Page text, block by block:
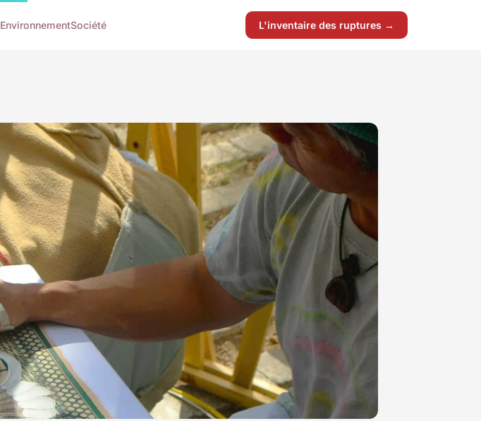
EnvironnementSociété L'inventaire des ruptures →